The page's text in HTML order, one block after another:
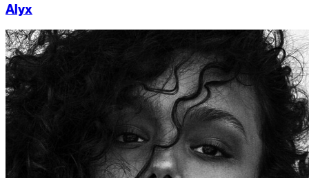
Alyx